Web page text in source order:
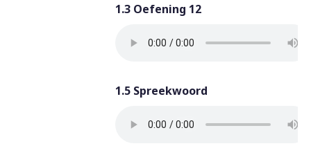
1.3 Oefening 12
1.5 Spreekwoord